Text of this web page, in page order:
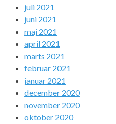
juli 2021
juni 2021
maj 2021
april 2021
marts 2021
februar 2021
januar 2021
december 2020
november 2020
oktober 2020